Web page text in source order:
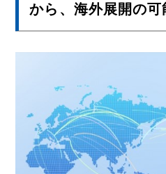
から、海外展開の可